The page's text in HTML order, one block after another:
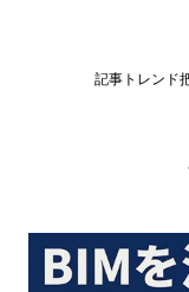
記事トレンド